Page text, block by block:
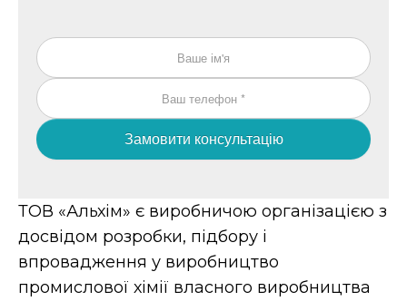
Замовити консультацію
ТОВ «Альхім» є виробничою організацією з
досвідом розробки, підбору і
впровадження у виробництво
промислової хімії власного виробництва